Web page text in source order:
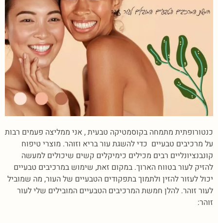
כנטורופתית מתמחה בקוסמטיקה טבעית , אני ממליצה פעמים רבות
על מרכיבים טבעיים כדי להשגת עור בריא וזוהר. מוצרי טיפוח
קונבנציונליים רבים מכילים כימיקלים קשים שיכולים למעשה
להזיק לעור בטווח הארוך. במקום זאת, שימוש במרכיבים טבעיים
יכול לעזור להזין ולתמוך בתפקודים הטבעיים של העור, מה שמוביל
לעור זוהר. להלן חמשת המרכיבים הטבעיים המובילים שלי לעור
זוהר: